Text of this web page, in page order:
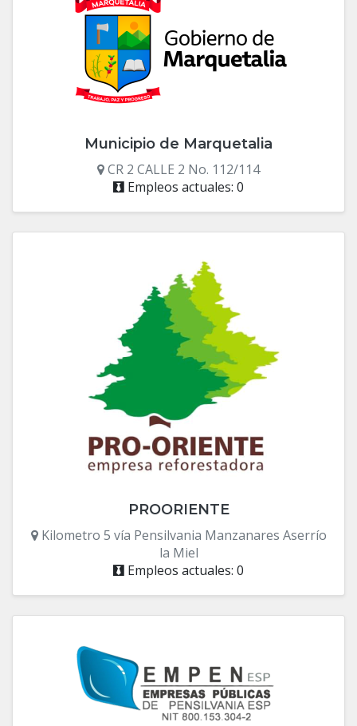
Municipio de Marquetalia
CR 2 CALLE 2 No. 112/114
Empleos actuales: 0
PROORIENTE
Kilometro 5 vía Pensilvania Manzanares Aserrío
la Miel
Empleos actuales: 0